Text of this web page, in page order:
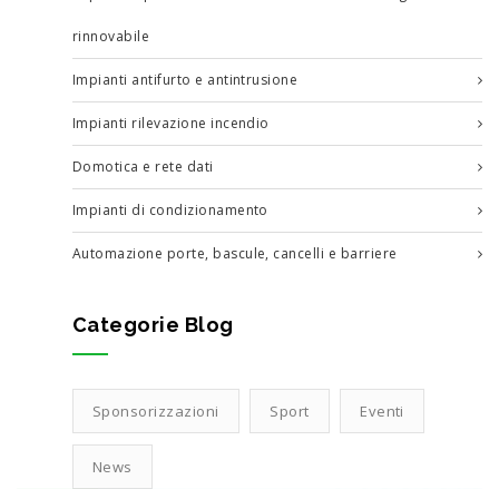
rinnovabile
Impianti antifurto e antintrusione
Impianti rilevazione incendio
Domotica e rete dati
Impianti di condizionamento
Automazione porte, bascule, cancelli e barriere
Categorie Blog
Sponsorizzazioni Sport Eventi
News